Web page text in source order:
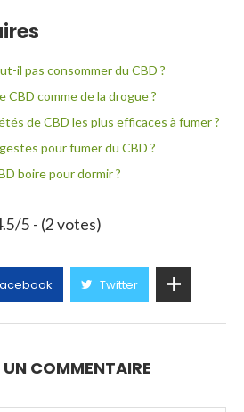
il pas consommer du CBD ?
CBD comme de la drogue ?
de CBD les plus efficaces à fumer ?
pour fumer du CBD ?
boire pour dormir ?
5 - (2 votes)
Twitter
UN COMMENTAIRE